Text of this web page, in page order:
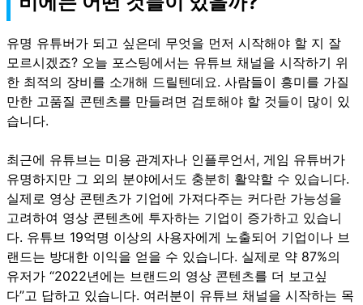
유명 유튜버가 되고 싶은데 무엇을 먼저 시작해야 할 지 잘
모르시겠죠? 오늘 포스팅에서는 유튜브 채널을 시작하기 위
한 최적의 장비를 소개해 드릴텐데요. 사람들이 흥미를 가질
만한 고품질 콘텐츠를 만들려면 검토해야 할 것들이 많이 있
습니다.
최근에 유튜브는 미용 관계자나 인플루언서, 게임 유튜버가
유명하지만 그 외의 분야에서도 충분히 활약할 수 있습니다.
실제로 영상 콘텐츠가 기업에 가져다주는 커다란 가능성을
고려하여 영상 콘텐츠에 투자하는 기업이 증가하고 있습니
다. 유튜브 19억명 이상의 사용자에게 노출되어 기업이나 브
랜드는 방대한 이익을 얻을 수 있습니다. 실제로 약 87%의
유저가 “2022년에는 브랜드의 영상 콘텐츠를 더 보고싶
다”고 답하고 있습니다. 여러분이 유튜브 채널을 시작하는 목